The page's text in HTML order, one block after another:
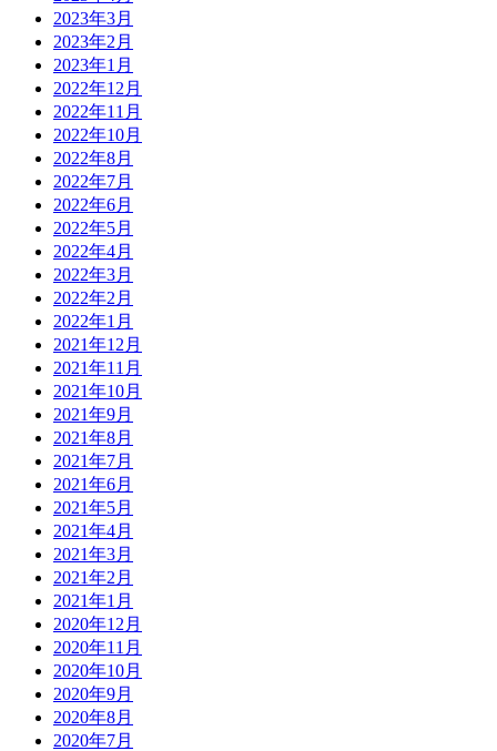
2023年3月
2023年2月
2023年1月
2022年12月
2022年11月
2022年10月
2022年8月
2022年7月
2022年6月
2022年5月
2022年4月
2022年3月
2022年2月
2022年1月
2021年12月
2021年11月
2021年10月
2021年9月
2021年8月
2021年7月
2021年6月
2021年5月
2021年4月
2021年3月
2021年2月
2021年1月
2020年12月
2020年11月
2020年10月
2020年9月
2020年8月
2020年7月